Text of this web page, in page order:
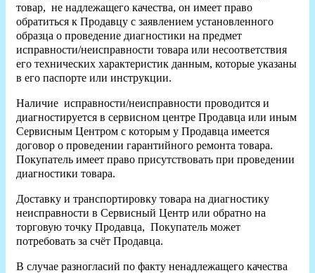
товар, не надлежащего качества, он имеет право
обратиться к Продавцу с заявлением установленного
образца о проведение диагностики на предмет
исправности/неисправности товара или несоответствия
его технических характеристик данным, которые указаны
в его паспорте или инструкции.
Наличие исправности/неисправности проводится и
диагностируется в сервисном центре Продавца или иным
Сервисным Центром с которым у Продавца имеется
договор о проведении гарантийного ремонта товара.
Покупатель имеет право присутствовать при проведении
диагностики товара.
Доставку и транспортировку товара на диагностику
неисправности в Сервисный Центр или обратно на
торговую точку Продавца, Покупатель может
потребовать за счёт Продавца.
В случае разногласий по факту ненадлежащего качества